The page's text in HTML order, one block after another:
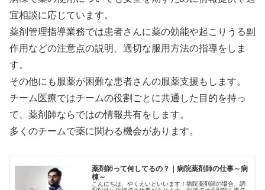
宜相談に応じています。
薬剤管理指導業務では患者さんに薬の効能や起こりうる副
作用などの注意点の説明、適切な服用方法の指導をしま
す。
その他にも服薬が困難な患者さんの服薬支援もします。
チーム医療ではチームの役割ごとに共通した目的を持っ
て、薬剤師ならではの情報共有をします。
多くのチームで薬に関わる機会があります。
薬剤師って何してるの？｜病院薬剤師の仕事～病
棟～
こんにちは、やくえいといいます！病院薬剤師の場合、調